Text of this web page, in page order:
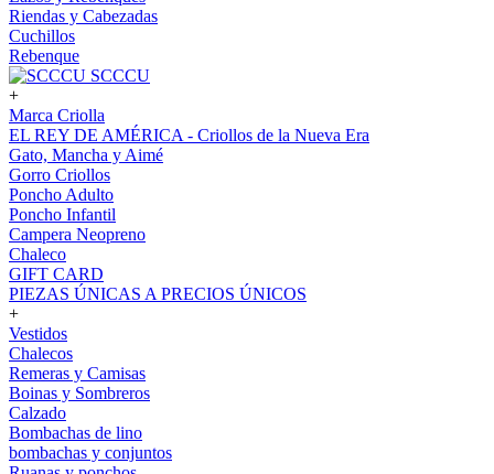
Riendas y Cabezadas
Cuchillos
Rebenque
SCCCU
+
Marca Criolla
EL REY DE AMÉRICA - Criollos de la Nueva Era
Gato, Mancha y Aimé
Gorro Criollos
Poncho Adulto
Poncho Infantil
Campera Neopreno
Chaleco
GIFT CARD
PIEZAS ÚNICAS A PRECIOS ÚNICOS
+
Vestidos
Chalecos
Remeras y Camisas
Boinas y Sombreros
Calzado
Bombachas de lino
bombachas y conjuntos